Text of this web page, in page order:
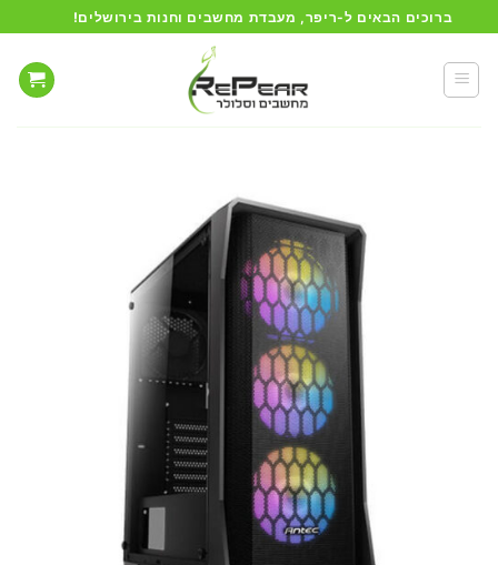
to
content
ברוכים הבאים ל-ריפר, מעבדת מחשבים וחנות בירושלים!